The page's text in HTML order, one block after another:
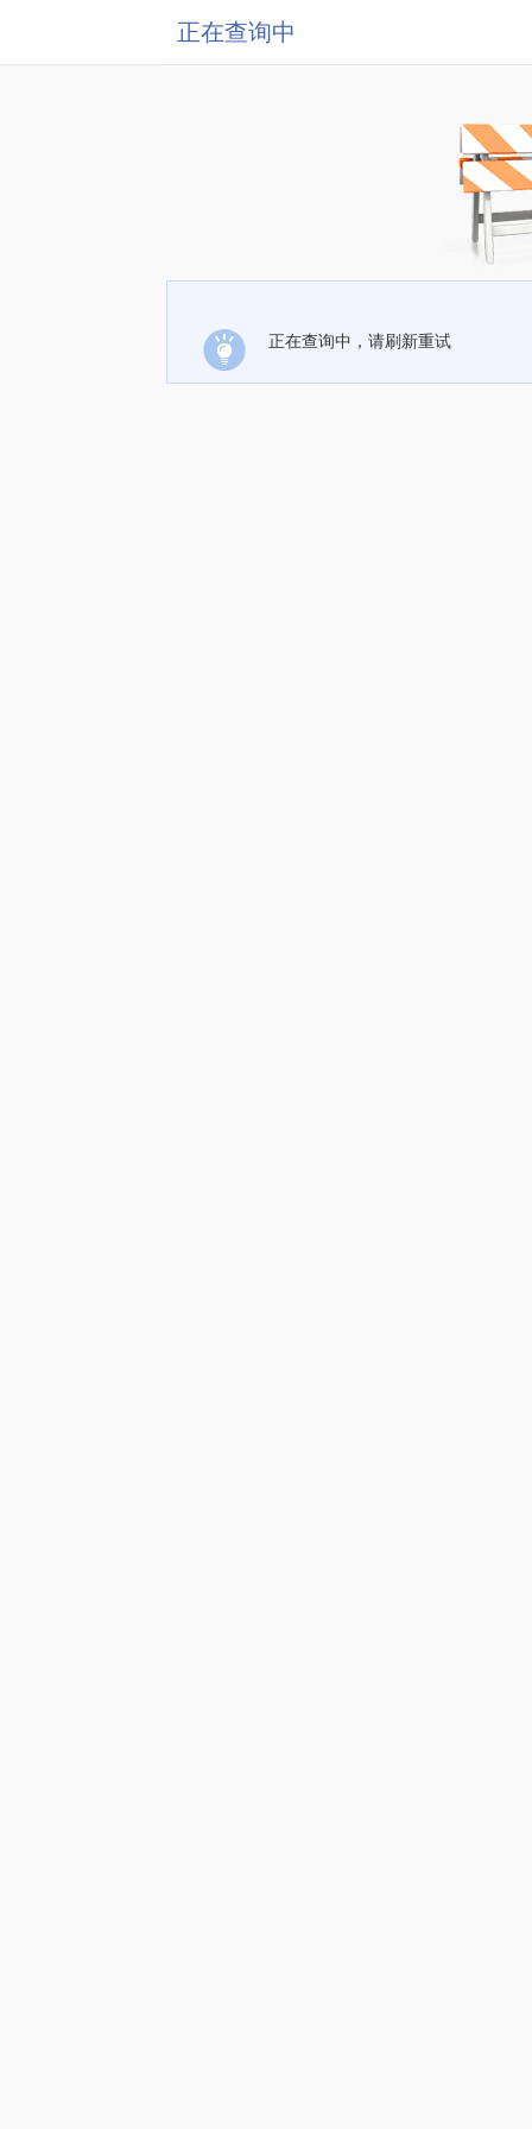
正在查询中
正在查询中，请刷新重试